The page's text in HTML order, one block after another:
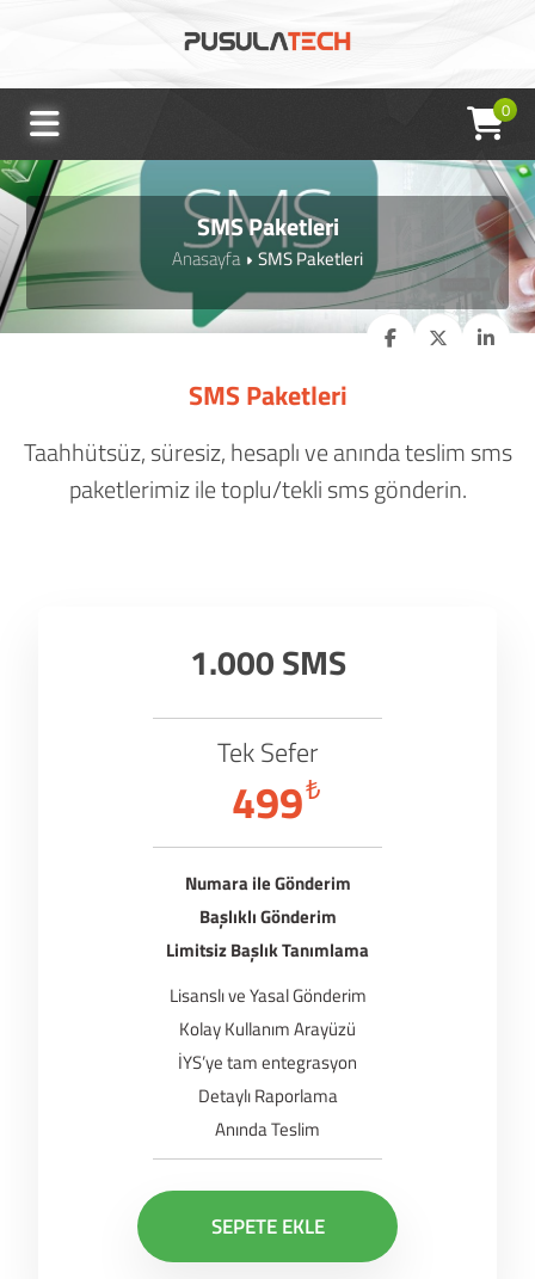
0
SMS Paketleri
Anasayfa SMS Paketleri
SMS Paketleri
Taahhütsüz, süresiz, hesaplı ve anında teslim sms
paketlerimiz ile toplu/tekli sms gönderin.
1.000 SMS
Tek Sefer
₺
499
Numara ile Gönderim
Başlıklı Gönderim
Limitsiz Başlık Tanımlama
Lisanslı ve Yasal Gönderim
Kolay Kullanım Arayüzü
İYS’ye tam entegrasyon
Detaylı Raporlama
Anında Teslim
SEPETE EKLE